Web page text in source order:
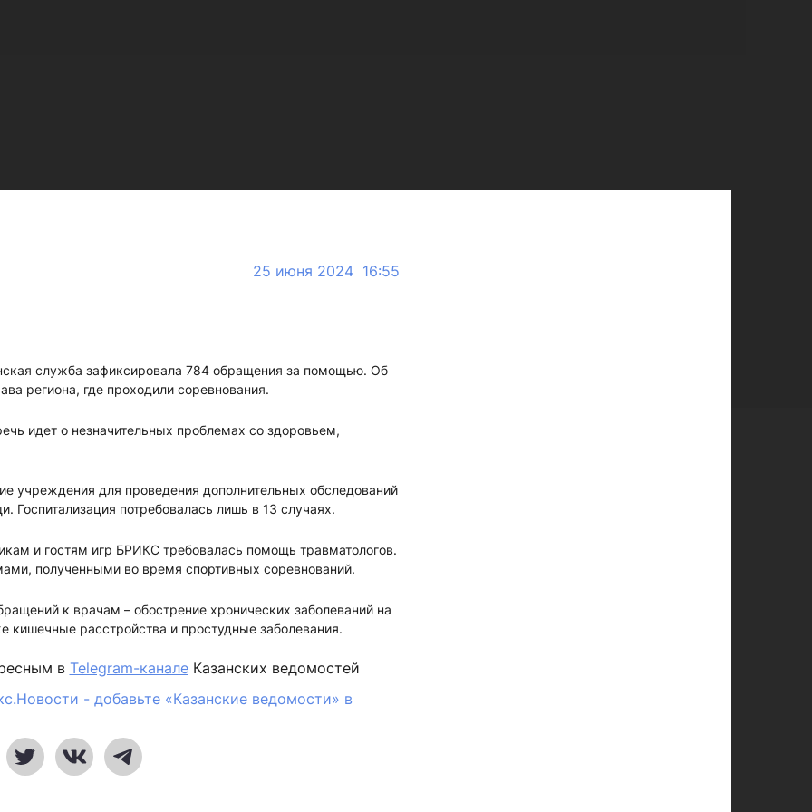
25 июня 2024 16:55
служба зафиксировала 784 обращения за помощью. Об
региона, где проходили соревнования.
идет о незначительных проблемах со здоровьем,
учреждения для проведения дополнительных обследований
Госпитализация потребовалась лишь в 13 случаях.
и гостям игр БРИКС требовалась помощь травматологов.
полученными во время спортивных соревнований.
к врачам – обострение хронических заболеваний на
кишечные расстройства и простудные заболевания.
в Telegram-каналеКазанских ведомостей
- добавьте «Казанские ведомости» в